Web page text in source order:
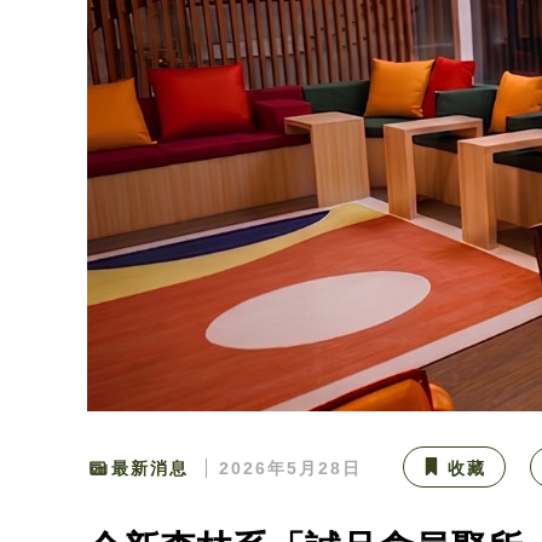
最新消息 2026年5月28日 收藏